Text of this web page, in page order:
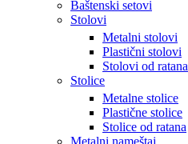
Baštenski setovi
Stolovi
Metalni stolovi
Plastični stolovi
Stolovi od ratana
Stolice
Metalne stolice
Plastične stolice
Stolice od ratana
Metalni nameštaj